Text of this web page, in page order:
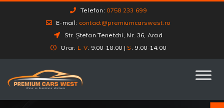
Telefon: 0758 233 699
E-mail: contact@premiumcarswest.ro
Str. Ștefan Tenetchi, Nr. 36, Arad
Orar: L-V: 9:00-18:00 | S : 9:00-14:00